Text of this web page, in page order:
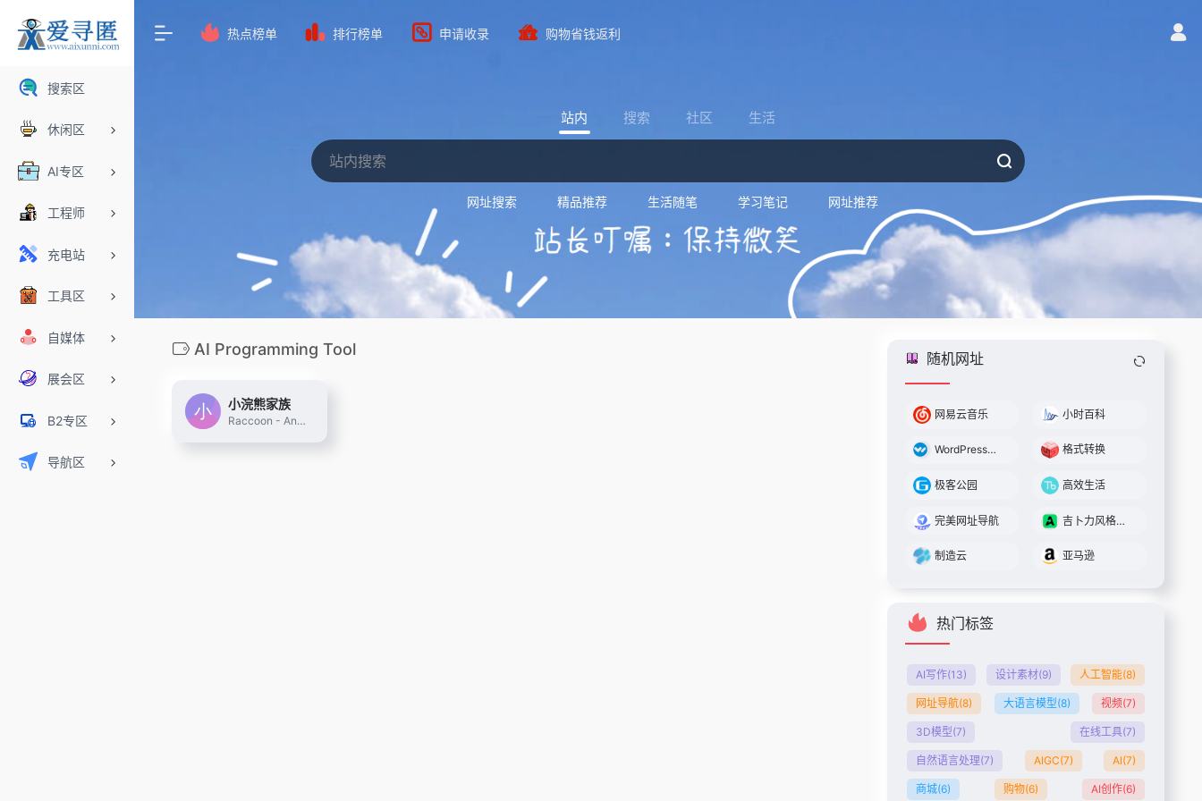
搜索区
休闲区
AI专区
工程师
充电站
工具区
自媒体
展会区
B2专区
导航区
热点榜单 排行榜单 申请收录 购物省钱返利
站内 搜索 社区 生活
网址搜索 精品推荐 生活随笔 学习笔记 网址推荐
AI Programming Tool
小浣熊家族
Raccoon - Another Comprehensive CO-pilOt Navigator ｜ Raccoon是基于商汤自研大语言模型的智能助手，包含代码助手、办公助手，满足用户代码编写、数据分析、编程学习等各类需求。
随机网址
网易云音乐 小时百科
WordPress主题 格式转换
极客公园 高效生活
完美网址导航 吉卜力风格图片在线生成-AMZ123跨境导航
制造云 亚马逊
热门标签
AI写作(13) 设计素材(9) 人工智能(8)
网址导航(8) 大语言模型(8) 视频(7)
3D模型(7) 在线工具(7)
自然语言处理(7) AIGC(7) AI(7)
商城(6) 购物(6) AI创作(6)